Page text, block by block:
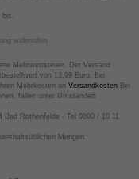
widerrufen
Mehrwertsteuer. Der Versand
von 13,99 Euro. Bei
Mehrkosten an VersandkostenBei
fallen unter Umständen
Rothenfelde - Tel 0800 / 10 11
Mengen.